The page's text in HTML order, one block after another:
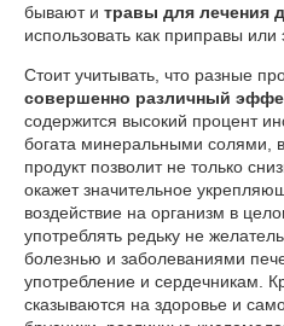
бывают и травы для лечения
использовать как приправы или
Стоит учитывать, что разные
совершенно различный
содержится высокий процент
богата минеральными солями,
продукт позволит не только
окажет значительное
воздействие на организм в
употреблять редьку не
болезнью и заболеваниями
употребление и сердечникам.
сказываются на здоровье и